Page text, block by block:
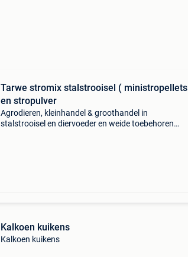
Tarwe stromix stalstrooisel ( ministropellets
en stropulver
Agrodieren, kleinhandel & groothandel in
stalstrooisel en diervoeder en weide toebehoren
Kalkoen kuikens
Kalkoen kuikens